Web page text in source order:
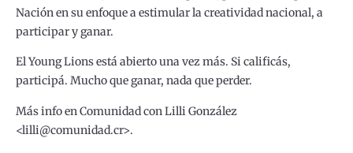
Nación en su enfoque a estimular la creatividad nacional, a
participar y ganar.
El Young Lions está abierto una vez más. Si calificás,
participá. Mucho que ganar, nada que perder.
Más info en Comunidad con Lilli González
<lilli@comunidad.cr>.